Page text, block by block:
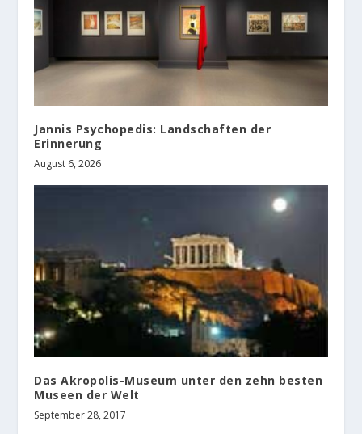
Jannis Psychopedis: Landschaften der
Erinnerung
August 6, 2026
Das Akropolis-Museum unter den zehn besten
Museen der Welt
September 28, 2017